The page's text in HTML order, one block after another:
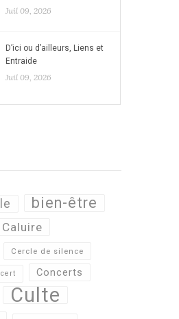
Juil 09, 2026
D’ici ou d’ailleurs, Liens et
Entraide
Juil 09, 2026
bien-être
Caluire
Cercle de silence
Concerts
Culte